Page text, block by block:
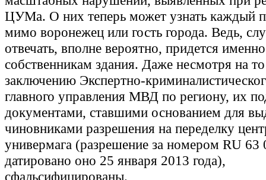
ЦУМа. О них теперь может узнать каждый
мимо воронежец или гость города. Ведь,
отвечать, вполне вероятно, придется именно
собственникам здания. Даже несмотря на
заключению Экспертно-
главного управления МВД по региону, их
документами, ставшими основанием для
чиновниками разрешения на переделку
универмага (разрешение за номером RU 63
датировано оно 25 января 2013 года),
сфальсифицированы.